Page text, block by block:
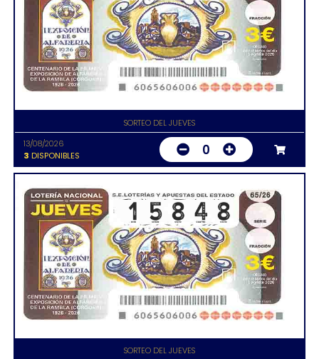
SORTEO DEL JUEVES
13/08/2026
3 DISPONIBLES 0
SORTEO DEL JUEVES